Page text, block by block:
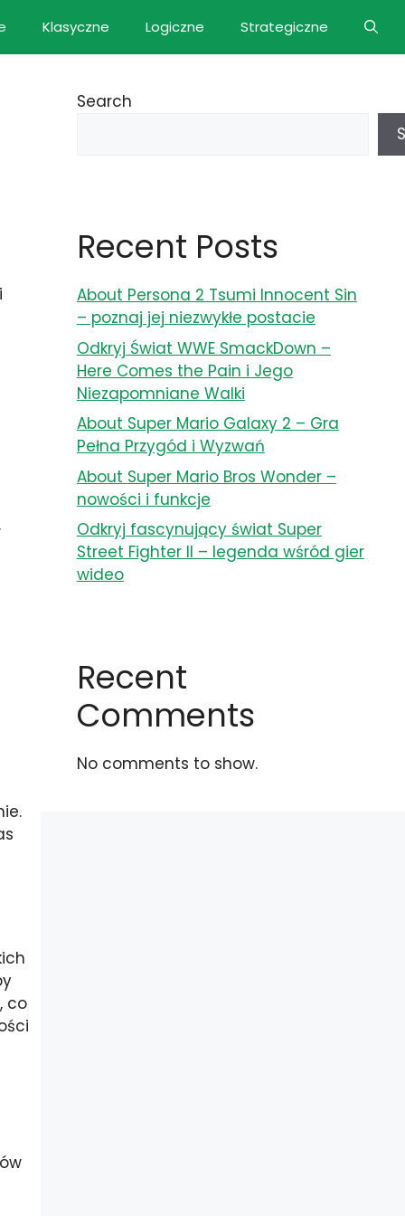
Klasyczne Logiczne Strategiczne
co
Search
Recent Posts
About Persona 2 Tsumi Innocent Sin
– poznaj jej niezwykłe postacie
Odkryj Świat WWE SmackDown –
Here Comes the Pain i Jego
Niezapomniane Walki
About Super Mario Galaxy 2 – Gra
Pełna Przygód i Wyzwań
About Super Mario Bros Wonder –
nowości i funkcje
Odkryj fascynujący świat Super
Street Fighter II – legenda wśród gier
wideo
Recent
Comments
No comments to show.